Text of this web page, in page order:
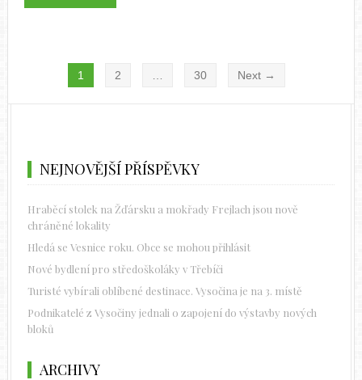
1 2 30 Next →
NEJNOVĚJŠÍ PŘÍSPĚVKY
Hraběcí stolek na Žďársku a mokřady Frejlach jsou nově
chráněné lokality
Hledá se Vesnice roku. Obce se mohou přihlásit
Nové bydlení pro středoškoláky v Třebíči
Turisté vybírali oblíbené destinace. Vysočina je na 3. místě
Podnikatelé z Vysočiny jednali o zapojení do výstavby nových
bloků
ARCHIVY